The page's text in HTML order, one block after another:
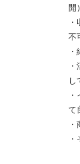
開
不
し
て